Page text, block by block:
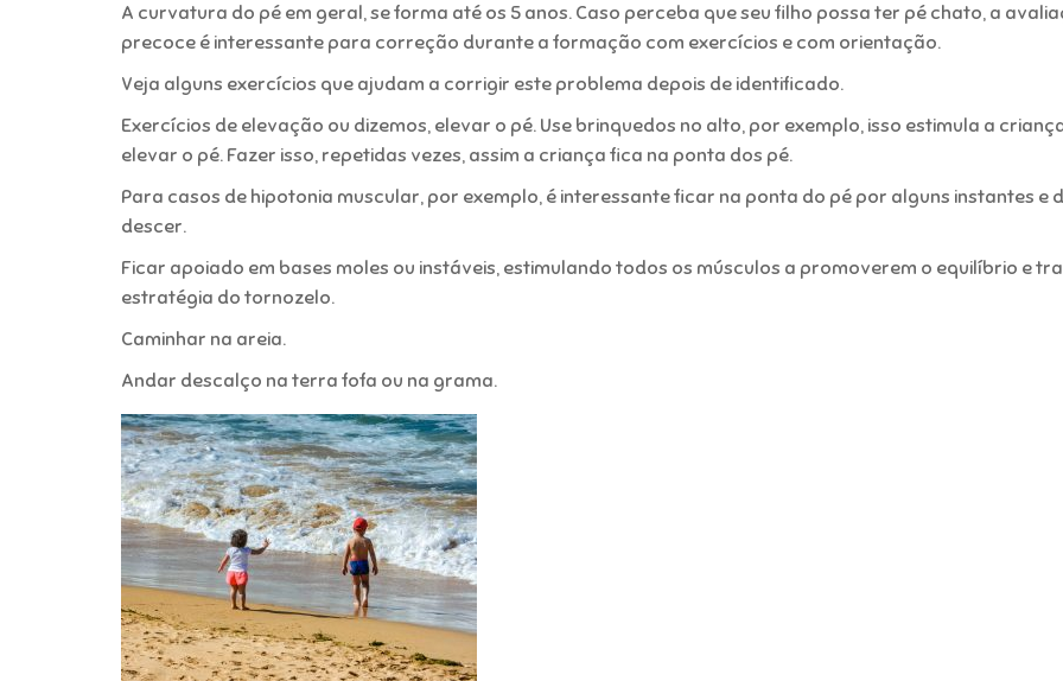
A curvatura do pé em geral, se forma até os 5 anos. Caso perceba que seu filho possa ter pé chato, a
precoce é interessante para correção durante a formação com exercícios e com orientação.
Veja alguns exercícios que ajudam a corrigir este problema depois de identificado.
Exercícios de elevação ou dizemos, elevar o pé. Use brinquedos no alto, por exemplo, isso estimula a
elevar o pé. Fazer isso, repetidas vezes, assim a criança fica na ponta dos pé.
Para casos de hipotonia muscular, por exemplo, é interessante ficar na ponta do pé por alguns instantes e
descer.
Ficar apoiado em bases moles ou instáveis, estimulando todos os músculos a promoverem o equilíbrio e
estratégia do tornozelo.
Caminhar na areia.
Andar descalço na terra fofa ou na grama.